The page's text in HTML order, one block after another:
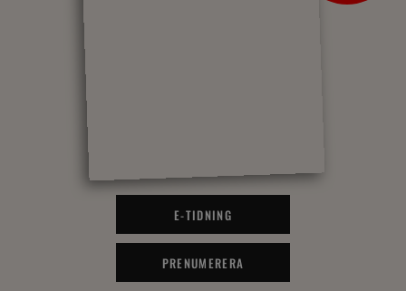
E-TIDNING
PRENUMERERA